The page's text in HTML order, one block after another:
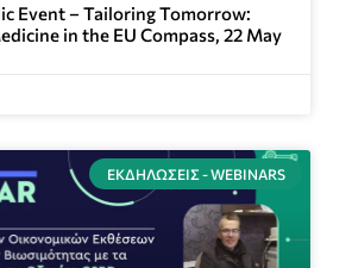
Event – Tailoring Tomorrow:
in the EU Compass, 22 May
ΕΚΔΗΛΏΣΕΙΣ - WEBINARS